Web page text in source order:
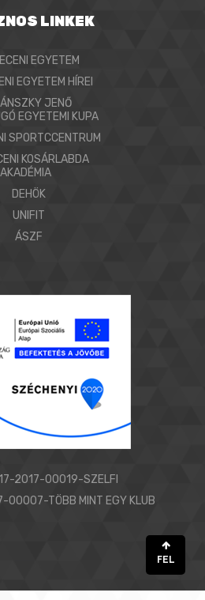
LINKEK
EGYETEM
EGYETEM HÍREI
JENŐ
EGYETEMI KUPA
SPORTCCENTRUM
KOSÁRLABDA
AKADÉMIA
DEHÖK
UNIFIT
ÁSZF
2017-00019-SZELFI
00007-TÖBB MINT EGY KLUB
FEL